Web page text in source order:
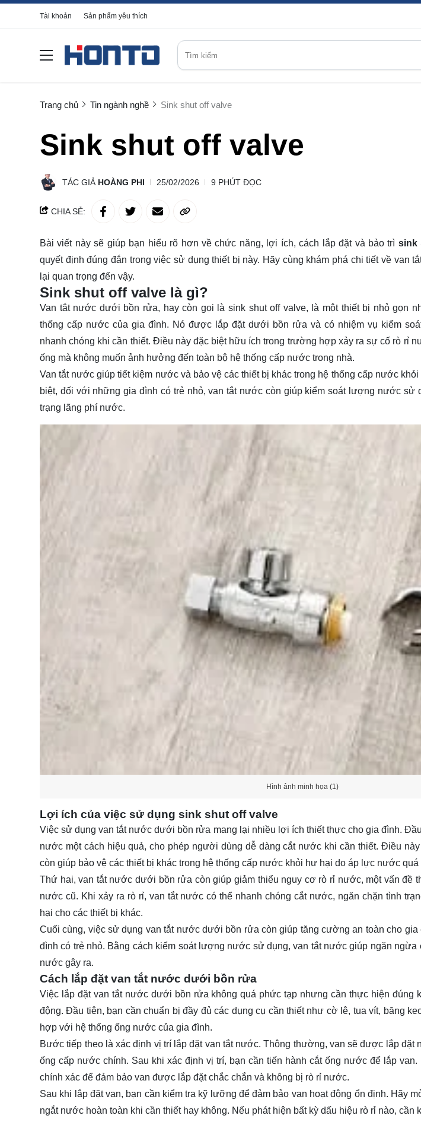
Tài khoản Sản phẩm yêu thích
Trang chủ Tin ngành nghề Sink shut off valve
Sink shut off valve
TÁC GIẢ HOÀNG PHI 25/02/2026 9 PHÚT ĐỌC
CHIA SẺ:
Bài viết này sẽ giúp bạn hiểu rõ hơn về chức năng, lợi ích, cách lắp đặt và bảo trì sink
quyết định đúng đắn trong việc sử dụng thiết bị này. Hãy cùng khám phá chi tiết về van
lại quan trọng đến vậy.
Sink shut off valve là gì?
Van tắt nước dưới bồn rửa, hay còn gọi là sink shut off valve, là một thiết bị nhỏ gọn
thống cấp nước của gia đình. Nó được lắp đặt dưới bồn rửa và có nhiệm vụ kiểm
nhanh chóng khi cần thiết. Điều này đặc biệt hữu ích trong trường hợp xảy ra sự cố rò rỉ
ống mà không muốn ảnh hưởng đến toàn bộ hệ thống cấp nước trong nhà.
Van tắt nước giúp tiết kiệm nước và bảo vệ các thiết bị khác trong hệ thống cấp nước
biệt, đối với những gia đình có trẻ nhỏ, van tắt nước còn giúp kiểm soát lượng nước sử
trạng lãng phí nước.
Hình ảnh minh họa (1)
Lợi ích của việc sử dụng sink shut off valve
Việc sử dụng van tắt nước dưới bồn rửa mang lại nhiều lợi ích thiết thực cho gia đình.
nước một cách hiệu quả, cho phép người dùng dễ dàng cắt nước khi cần thiết. Điều
còn giúp bảo vệ các thiết bị khác trong hệ thống cấp nước khỏi hư hại do áp lực nước quá
Thứ hai, van tắt nước dưới bồn rửa còn giúp giảm thiểu nguy cơ rò rỉ nước, một vấn đề
nước cũ. Khi xảy ra rò rỉ, van tắt nước có thể nhanh chóng cắt nước, ngăn chặn tình
hại cho các thiết bị khác.
Cuối cùng, việc sử dụng van tắt nước dưới bồn rửa còn giúp tăng cường an toàn cho
đình có trẻ nhỏ. Bằng cách kiểm soát lượng nước sử dụng, van tắt nước giúp ngăn ngừa
nước gây ra.
Cách lắp đặt van tắt nước dưới bồn rửa
Việc lắp đặt van tắt nước dưới bồn rửa không quá phức tạp nhưng cần thực hiện đúng
động. Đầu tiên, bạn cần chuẩn bị đầy đủ các dụng cụ cần thiết như cờ lê, tua vít, băng
hợp với hệ thống ống nước của gia đình.
Bước tiếp theo là xác định vị trí lắp đặt van tắt nước. Thông thường, van sẽ được lắp
ống cấp nước chính. Sau khi xác định vị trí, bạn cần tiến hành cắt ống nước để lắp
chính xác để đảm bảo van được lắp đặt chắc chắn và không bị rò rỉ nước.
Sau khi lắp đặt van, bạn cần kiểm tra kỹ lưỡng để đảm bảo van hoạt động ổn định. Hãy
ngắt nước hoàn toàn khi cần thiết hay không. Nếu phát hiện bất kỳ dấu hiệu rò rỉ nào, cần